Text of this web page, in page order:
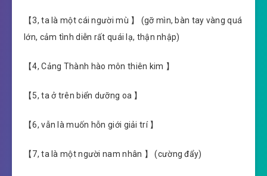
【3, ta là một cái người mù 】 (gỡ mìn, bàn tay vàng quá
lớn, cảm tình diễn rất quái lạ, thận nhập)
【4, Cảng Thành hào môn thiên kim 】
【5, ta ở trên biển dưỡng oa 】
【6, vẫn là muốn hỗn giới giải trí 】
【7, ta là một người nam nhân 】 (cường đẩy)